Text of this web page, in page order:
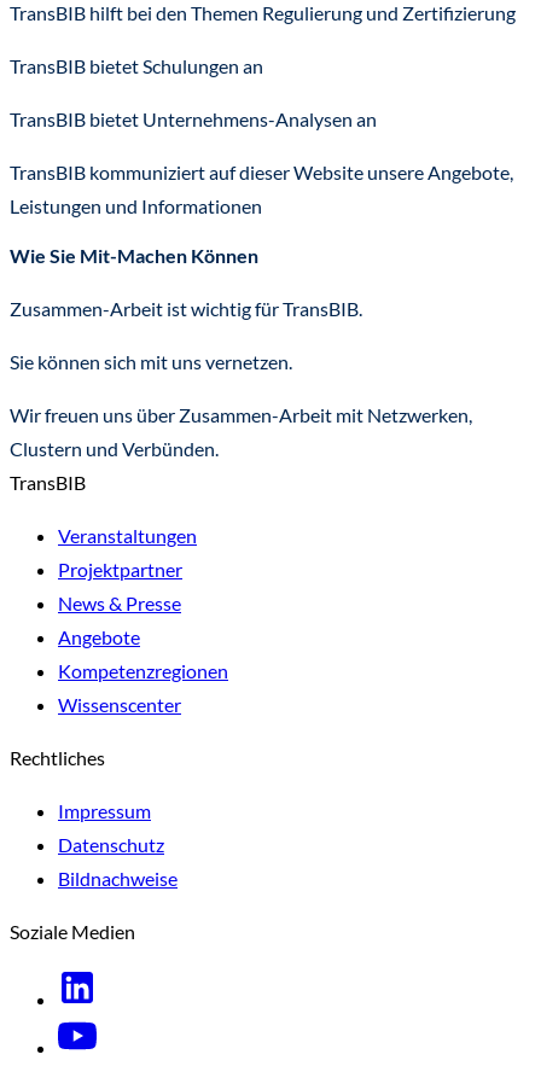
TransBIB hilft bei den Themen Regulierung und Zertifizierung
TransBIB bietet Schulungen an
TransBIB bietet Unternehmens-Analysen an
TransBIB kommuniziert auf dieser Website unsere Angebote,
Leistungen und Informationen
Wie Sie Mit-Machen Können​
Zusammen-Arbeit ist wichtig für TransBIB.
Sie können sich mit uns vernetzen.
Wir freuen uns über Zusammen-Arbeit mit Netzwerken,
Clustern und Verbünden.
TransBIB
Veranstaltungen
Projektpartner
News & Presse
Angebote
Kompetenzregionen
Wissenscenter
Rechtliches
Impressum
Datenschutz
Bildnachweise
Soziale Medien